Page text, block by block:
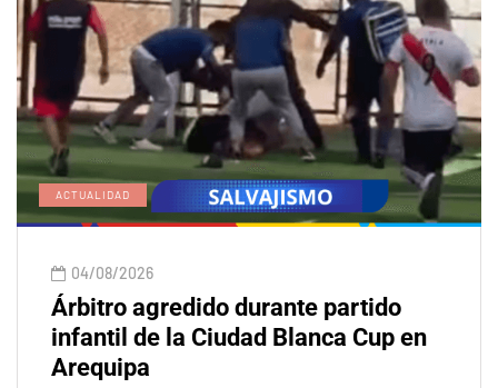
ACTUALIDAD
04/08/2026
Árbitro agredido durante partido
infantil de la Ciudad Blanca Cup en
Arequipa